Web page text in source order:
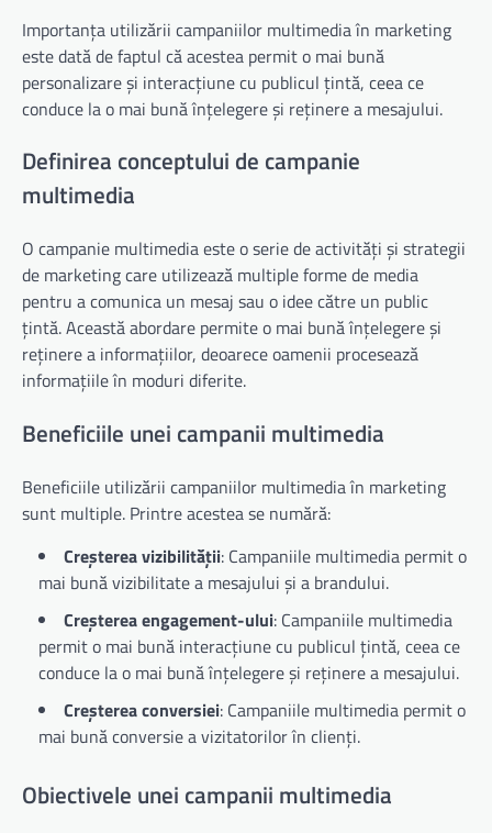
Importanța utilizării campaniilor multimedia în marketing
este dată de faptul că acestea permit o mai bună
personalizare și interacțiune cu publicul țintă, ceea ce
conduce la o mai bună înțelegere și reținere a mesajului.
Definirea conceptului de campanie
multimedia
O campanie multimedia este o serie de activități și strategii
de marketing care utilizează multiple forme de media
pentru a comunica un mesaj sau o idee către un public
țintă. Această abordare permite o mai bună înțelegere și
reținere a informațiilor, deoarece oamenii procesează
informațiile în moduri diferite.
Beneficiile unei campanii multimedia
Beneficiile utilizării campaniilor multimedia în marketing
sunt multiple. Printre acestea se numără:
Creșterea vizibilității: Campaniile multimedia permit o
mai bună vizibilitate a mesajului și a brandului.
Creșterea engagement-ului: Campaniile multimedia
permit o mai bună interacțiune cu publicul țintă, ceea ce
conduce la o mai bună înțelegere și reținere a mesajului.
Creșterea conversiei: Campaniile multimedia permit o
mai bună conversie a vizitatorilor în clienți.
Obiectivele unei campanii multimedia